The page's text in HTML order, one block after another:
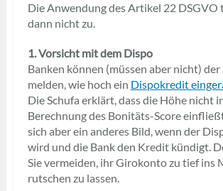
Die Anwendung des Artikel 22
dann nicht zu.
1. Vorsicht mit dem Dispo
Banken können (müssen aber nicht) der
melden, wie hoch ein Dispokredit
Die Schufa erklärt, dass die Höhe nicht
Berechnung des Bonitäts-Score
sich aber ein anderes Bild, wenn der
wird und die Bank den Kredit kündigt.
Sie vermeiden, ihr Girokonto zu tief ins
rutschen zu lassen.